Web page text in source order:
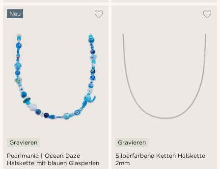
Pearlmania | Ocean Daze
Halskette mit blauen Glasperlen
Neu
Gravieren
Silberfarbene Ketten Halskette
2mm
Gravieren